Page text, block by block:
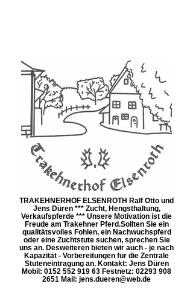
TRAKEHNERHOF ELSENROTH Ralf Otto und
Jens Düren *** Zucht, Hengsthaltung,
Verkaufspferde *** Unsere Motivation ist die
Freude am Trakehner Pferd. ​Sollten Sie ein
qualitätsvolles Fohlen, ein Nachwuchspferd
oder eine Zuchtstute suchen, sprechen Sie
uns an. Desweiteren bieten wir auch - je nach
Kapazität - Vorbereitungen für die Zentrale
Stuteneintragung an. Kontakt: Jens Düren
Mobil: 0152 552 919 63 Festnetz: 02293 908
2651 Mail: jens.dueren@web.de